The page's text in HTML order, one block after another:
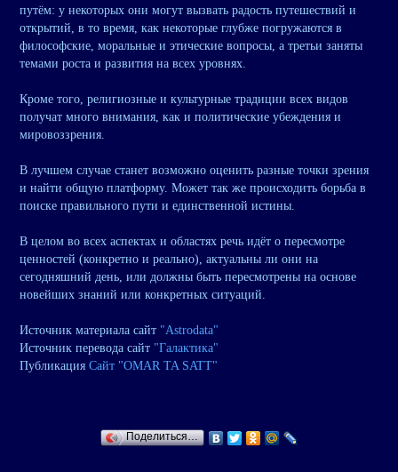
путём: у некоторых они могут вызвать радость путешествий и
открытий, в то время, как некоторые глубже погружаются в
философские, моральные и этические вопросы, а третьи заняты
темами роста и развития на всех уровнях.
Кроме того, религиозные и культурные традиции всех видов
получат много внимания, как и политические убеждения и
мировоззрения.
В лучшем случае станет возможно оценить разные точки зрения
и найти общую платформу. Может так же происходить борьба в
поиске правильного пути и единственной истины.
В целом во всех аспектах и областях речь идёт о пересмотре
ценностей (конкретно и реально), актуальны ли они на
сегодняшний день, или должны быть пересмотрены на основе
новейших знаний или конкретных ситуаций.
Источник материала сайт "Astrodata"
Источник перевода сайт "Галактика"
Публикация Сайт "OMAR TA SATT"
Поделиться…